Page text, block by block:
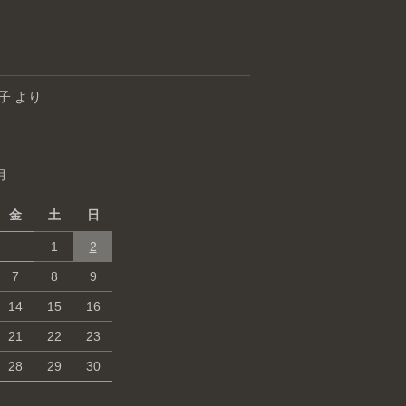
より
金 土 日
1 2
7 8 9
14 15 16
21 22 23
28 29 30